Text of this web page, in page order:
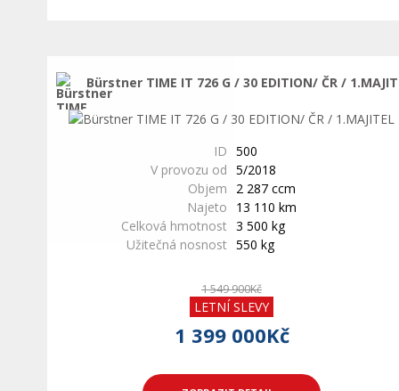
Bürstner TIME IT 726 G / 30 EDITION/ ČR /
ID 500
V provozu od 5/2018
Objem
2 287 ccm
Najeto
13 110 km
Celková hmotnost 3 500 kg
Užitečná nosnost 550 kg
1 549 900Kč
LETNÍ SLEVY
1 399 000Kč